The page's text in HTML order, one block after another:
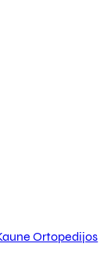
Ortopedijos